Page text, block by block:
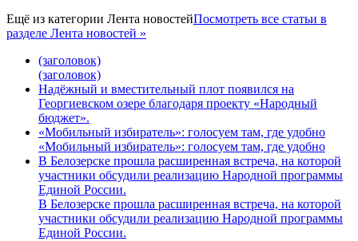
Ещё из категории Лента новостейПосмотреть все статьи в
разделе Лента новостей »
(заголовок)
(заголовок)
Надёжный и вместительный плот появился на
Георгиевском озере благодаря проекту «Народный
бюджет».
«Мобильный избиратель»: голосуем там, где удобно
«Мобильный избиратель»: голосуем там, где удобно
В Белозерске прошла расширенная встреча, на которой
участники обсудили реализацию Народной программы
Единой России.
В Белозерске прошла расширенная встреча, на которой
участники обсудили реализацию Народной программы
Единой России.